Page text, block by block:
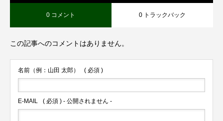
0 コメント 0 トラックバック
この記事へのコメントはありません。
名前（例：山田 太郎） ( 必須 )
E-MAIL ( 必須 ) - 公開されません -